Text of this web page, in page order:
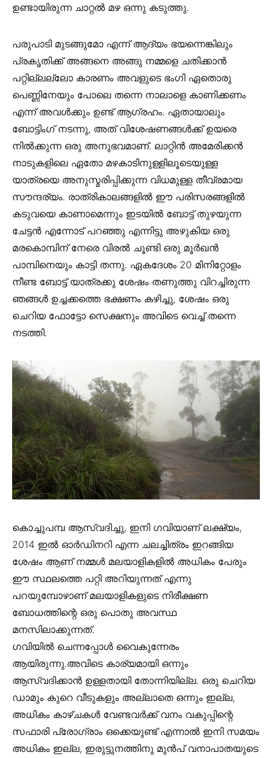
ഉണ്ടായിരുന്ന ചാറ്റൽ മഴ ഒന്നു കടുത്തു.
പരുപാടി മുടങ്ങുമോ എന്ന് ആദ്യം ഭയന്നെങ്കിലും
പ്രകൃതിക്ക്‌ അങ്ങനെ അങ്ങു നമ്മളെ ചതിക്കാൻ
പറ്റില്ലല്ലോ കാരണം അവളുടെ ഭംഗി ഏതൊരു
പെണ്ണിനേയും പോലെ തന്നെ നാലാളെ കാണിക്കണം
എന്ന്‌ അവൾക്കും ഉണ്ട് ആഗ്രഹം. ഏതായാലും
ബോട്ടിംഗ് നടന്നു, അത് വിശേഷണങ്ങൾക്ക് ഉയരെ
നിൽക്കുന്ന ഒരു അനുഭവമാണ്. ലാറ്റിൻ അമേരിക്കൻ
നാടുകളിലെ ഏതോ മഴകാടിനുള്ളിലൂടെയുള്ള
യാത്രയെ അനുസ്മരിപ്പിക്കുന്ന വിധമുള്ള തീവ്രമായ
സൗന്ദര്യം. രാത്രികാലങ്ങളിൽ ഈ പരിസരങ്ങളിൽ
കടുവയെ കാണാമെന്നും ഇടയിൽ ബോട്ട് തുഴയുന്ന
ചേട്ടൻ എന്നോട് പറഞ്ഞു എന്നിട്ടു അഴുകിയ ഒരു
മരകൊമ്പിന് നേരെ വിരൽ ചൂണ്ടി ഒരു മൂർഖൻ
പാമ്പിനെയും കാട്ടി തന്നു. ഏകദേശം 20 മിനിറ്റോളം
നീണ്ട ബോട്ട് യാത്രക്കു ശേഷം തണുത്തു വിറച്ചിരുന്ന
ഞങ്ങൾ ഉച്ചക്കത്തെ ഭക്ഷണം കഴിച്ചു, ശേഷം ഒരു
ചെറിയ ഫോട്ടോ സെക്ഷനും അവിടെ വെച്ച് തന്നെ
നടത്തി.
കൊച്ചുപമ്പ ആസ്വദിച്ചു, ഇനി ഗവിയാണ്‌ ലക്ഷ്യം,
2014 ഇൽ ഓർഡിനറി എന്ന ചലച്ചിത്രം ഇറങ്ങിയ
ശേഷം ആണ് നമ്മൾ മലയാളികളിൽ അധികം പേരും
ഈ സ്ഥലത്തെ പറ്റി അറിയുന്നത് എന്നു
പറയുമ്പോഴാണ് മലയാളികളുടെ നിരീക്ഷണ
ബോധത്തിന്റെ ഒരു പൊതു അവസ്ഥ
മനസിലാക്കുന്നത്.
ഗവിയിൽ ചെന്നപ്പോൾ വൈകുന്നേരം
ആയിരുന്നു.അവിടെ കാര്യമായി ഒന്നും
ആസ്വദിക്കാൻ ഉള്ളതായി തോന്നിയില്ല. ഒരു ചെറിയ
ഡാമും കുറെ വീടുകളും അല്ലാതെ ഒന്നും ഇല്ല,
അധികം കാഴ്ചകൾ വേണ്ടവർക്ക് വനം വകുപ്പിന്റെ
സഫാരി പ്രോഗ്രാം ഒക്കെയുണ്ട്‌ എന്നാൽ ഇനി സമയം
അധികം ഇല്ല, ഇരുട്ടുനത്തിനു മുൻപ് വനാപാതയുടെ